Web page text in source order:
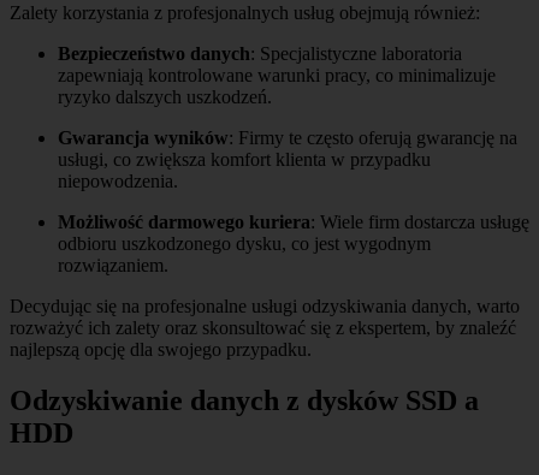
Zalety korzystania z profesjonalnych usług obejmują również:
Bezpieczeństwo danych: Specjalistyczne laboratoria
zapewniają kontrolowane warunki pracy, co minimalizuje
ryzyko dalszych uszkodzeń.
Gwarancja wyników: Firmy te często oferują gwarancję na
usługi, co zwiększa komfort klienta w przypadku
niepowodzenia.
Możliwość darmowego kuriera: Wiele firm dostarcza usługę
odbioru uszkodzonego dysku, co jest wygodnym
rozwiązaniem.
Decydując się na profesjonalne usługi odzyskiwania danych, warto
rozważyć ich zalety oraz skonsultować się z ekspertem, by znaleźć
najlepszą opcję dla swojego przypadku.
Odzyskiwanie danych z dysków SSD a
HDD